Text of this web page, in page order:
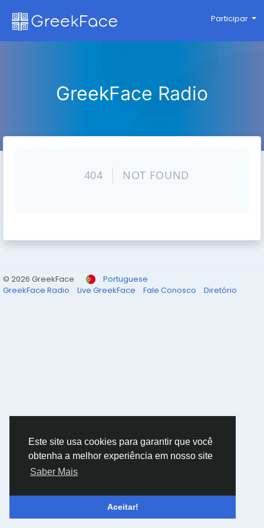
Este site usa cookies para garantir que você
obtenha a melhor experiência em nosso site
Saber Mais
Aceitar!
Participar
GreekFace Radio
© 2026 GreekFace
Portuguese
GreekFace Radio
Live GreekFace Fale Conosco Diretório